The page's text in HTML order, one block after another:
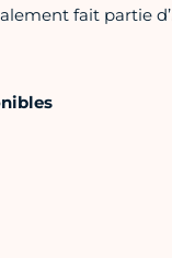
fait partie d’